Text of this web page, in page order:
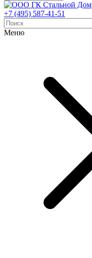
+7 (495) 587-41-51
Меню